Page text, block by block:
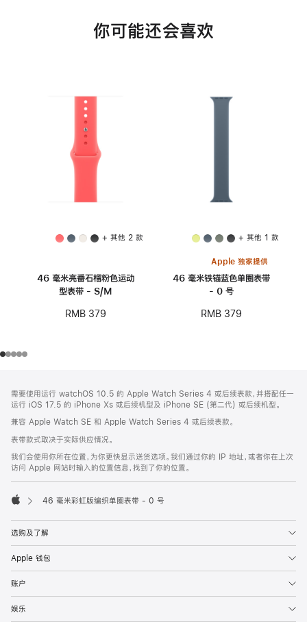
你可能还会喜欢
+ 其他 2 款
46 毫米亮番石榴粉色运动
型表带 - S/M
RMB 379
+ 其他 1 款
Apple 独家提供
46 毫米铁锚蓝色单圈表带
- 0 号
RMB 379
页
页
脚
注
需要使用运行 watchOS 10.5 的 Apple Watch Series 4 或后续表款，并搭配任一
运行 iOS 17.5 的 iPhone Xs 或后续机型及 iPhone SE (第二代) 或后续机型。
兼容 Apple Watch SE 和 Apple Watch Series 4 或后续表款。
表带款式取决于实际供应情况。
我们会使用你所在位置，为你更快显示送货选项。我们通过你的 IP 地址，或者你在上次
访问 Apple 网站时输入的位置信息，找到了你的位置。
46 毫米彩虹版编织单圈表带 - 0 号
选购及了解
Apple 钱包
账户
娱乐